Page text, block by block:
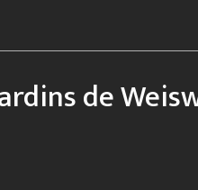
de